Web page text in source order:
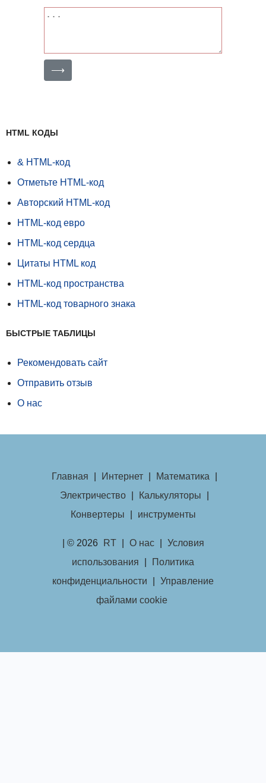
⟶
HTML КОДЫ
& HTML-код
Отметьте HTML-код
Авторский HTML-код
HTML-код евро
HTML-код сердца
Цитаты HTML код
HTML-код пространства
HTML-код товарного знака
БЫСТРЫЕ ТАБЛИЦЫ
Рекомендовать сайт
Отправить отзыв
О нас
Главная Интернет Математика
Электричество
Калькуляторы
Конвертеры
инструменты
| © 2026 RT О нас
Условия
использования
Политика
конфиденциальности
Управление
файлами cookie